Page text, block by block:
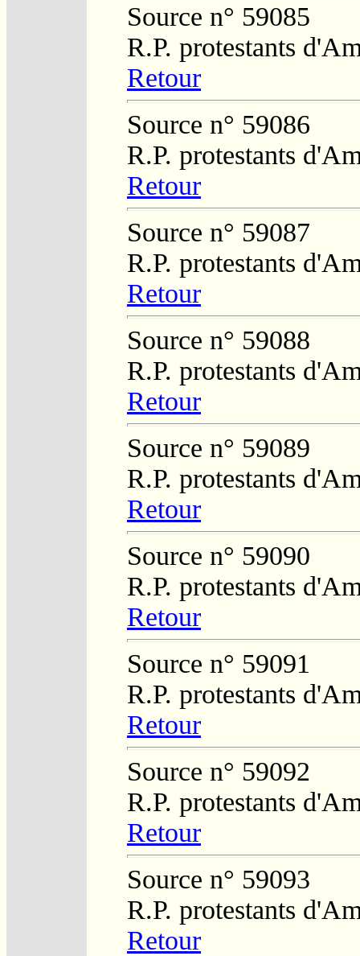
Source n° 59085
R.P. protestants
Retour
Source n° 59086
R.P. protestants
Retour
Source n° 59087
R.P. protestants
Retour
Source n° 59088
R.P. protestants
Retour
Source n° 59089
R.P. protestants
Retour
Source n° 59090
R.P. protestants
Retour
Source n° 59091
R.P. protestants
Retour
Source n° 59092
R.P. protestants
Retour
Source n° 59093
R.P. protestants
Retour